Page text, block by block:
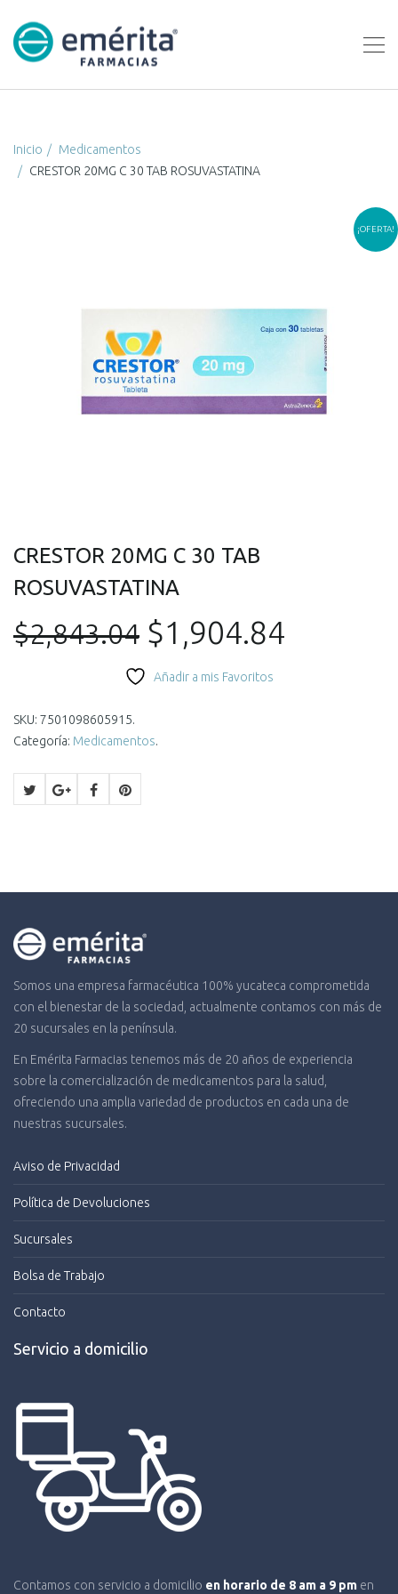
Inicio
Medicamentos
CRESTOR 20MG C 30 TAB ROSUVASTATINA
¡OFERTA!
CRESTOR 20MG C 30 TAB
ROSUVASTATINA
$2,843.04 El
precio
$1,904.84
Añadir a mis Favoritos
SKU: 7501098605915.
Categoría: Medicamentos.
Somos una empresa farmacéutica 100% yucateca comprometida
con el bienestar de la sociedad, actualmente contamos con más de
20 sucursales en la península.
En Emérita Farmacias tenemos más de 20 años de experiencia
sobre la comercialización de medicamentos para la salud,
ofreciendo una amplia variedad de productos en cada una de
nuestras sucursales.
Aviso de Privacidad
Política de Devoluciones
Sucursales
Bolsa de Trabajo
Contacto
Servicio a domicilio
Contamos con servicio a domicilio en horario de 8 am a 9 pm en